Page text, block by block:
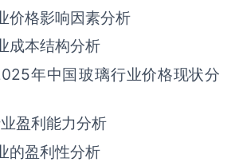
价格影响因素分析
成本结构分析
年中国‌‌‌‌玻璃‌‌‌‌‌‌‌‌‌‌‌‌‌行业价格现状分
盈利能力分析
的盈利性分析